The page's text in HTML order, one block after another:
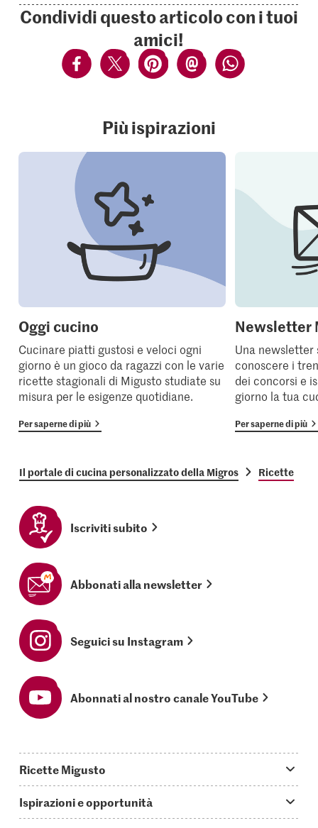
Condividi questo articolo con i tuoi
amici!
Più ispirazioni
Oggi cucino
Cucinare piatti gustosi e veloci ogni
giorno è un gioco da ragazzi con le varie
ricette stagionali di Migusto studiate su
misura per le esigenze quotidiane.
Per saperne di più
Newsletter
Una
conoscere i
dei concorsi e
giorno la tua
Per saperne di più
Il portale di cucina personalizzato della Migros Ricette
Iscriviti subito
Abbonati alla newsletter
Seguici su Instagram
Abonnati al nostro canale YouTube
Ricette Migusto
Oggi cucino
Ispirazioni e opportunità